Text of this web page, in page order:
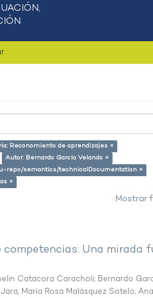
Reconomiento de aprendizajes ×
Autor: Bernardo García Velando ×
repo/semantics/technicalDocumentation ×
×
Mostrar
Una mirada
Catacora Caracholi; Bernardo
; María Rosa Malásquez Sotelo;